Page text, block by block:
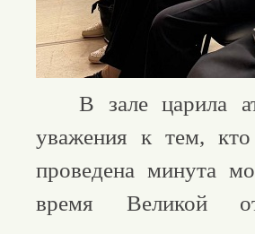
В зале царила
уважения к тем,
проведена минута
время Великой